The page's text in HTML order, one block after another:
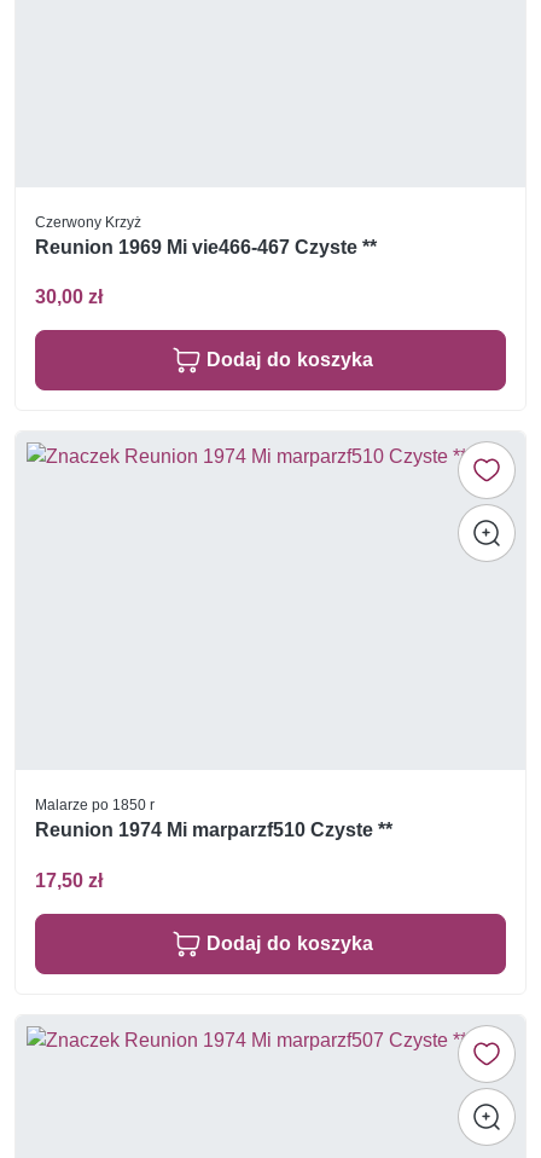
Czerwony Krzyż
Reunion 1969 Mi vie466-467 Czyste **
30,00 zł
Dodaj do koszyka
Malarze po 1850 r
Reunion 1974 Mi marparzf510 Czyste **
17,50 zł
Dodaj do koszyka